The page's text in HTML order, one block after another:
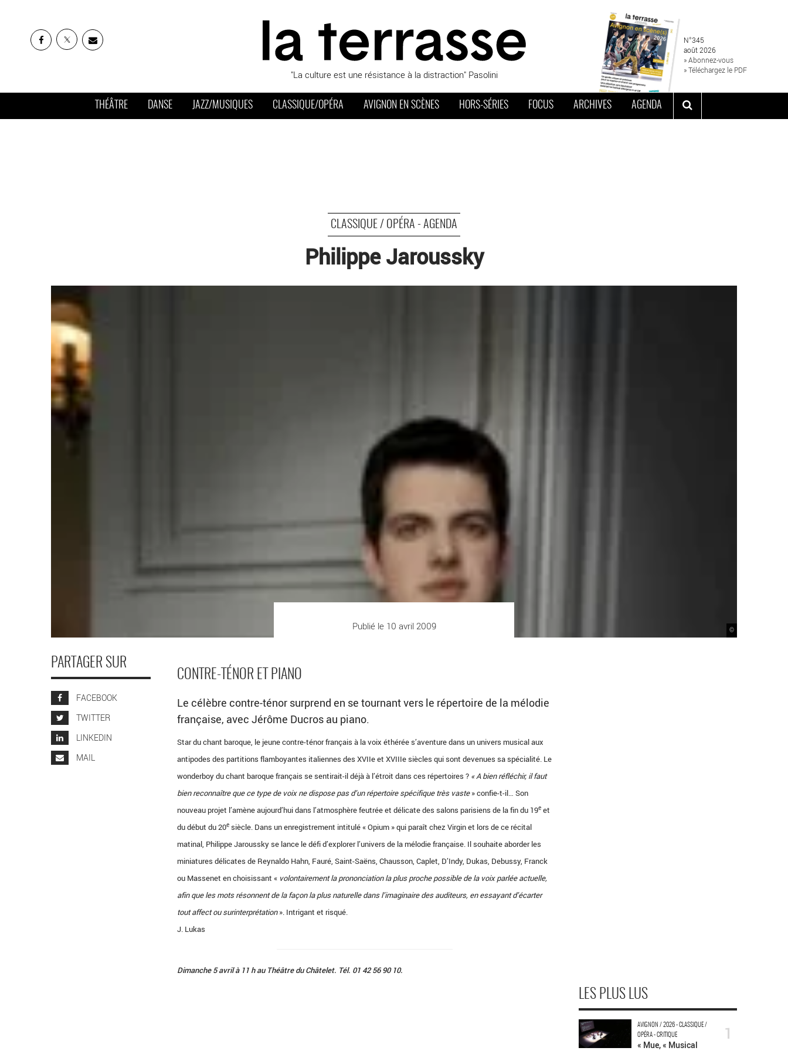
"La culture est une résistance à la distraction" Pasolini
N°345
août 2026
» Abonnez-vous
» Téléchargez le PDF
THÉÂTRE DANSE JAZZ/MUSIQUES CLASSIQUE/OPÉRA AVIGNON EN SCÈNES HORS-SÉRIES FOCUS ARCHIVES AGENDA
CLASSIQUE / OPÉRA - AGENDA
Philippe Jaroussky
©
Publié le 10 avril 2009
PARTAGER SUR
FACEBOOK
TWITTER
LINKEDIN
MAIL
CONTRE-TÉNOR ET PIANO
Le célèbre contre-ténor surprend en se tournant vers le répertoire de la mélodie
française, avec Jérôme Ducros au piano.
Star du chant baroque, le jeune contre-ténor français à la voix éthérée s’aventure dans un univers musical aux
antipodes des partitions flamboyantes italiennes des XVIIe et XVIIIe siècles qui sont devenues sa spécialité. Le
wonderboy du chant baroque français se sentirait-il déjà à l’étroit dans ces répertoires ? « A bien réfléchir, il faut
bien reconnaître que ce type de voix ne dispose pas d’un répertoire spécifique très vaste» confie-t-il… Son
nouveau projet l’amène aujourd’hui dans l’atmosphère feutrée et délicate des salons parisiens de la fin du 19e et
du début du 20e siècle. Dans un enregistrement intitulé « Opium » qui paraît chez Virgin et lors de ce récital
matinal, Philippe Jaroussky se lance le défi d’explorer l’univers de la mélodie française. Il souhaite aborder les
miniatures délicates de Reynaldo Hahn, Fauré, Saint-Saëns, Chausson, Caplet, D’Indy, Dukas, Debussy, Franck
ou Massenet en choisissant « volontairement la prononciation la plus proche possible de la voix parlée actuelle,
afin que les mots résonnent de la façon la plus naturelle dans l’imaginaire des auditeurs, en essayant d’écarter
tout affect ou surinterprétation». Intrigant et risqué.
J. Lukas
Dimanche 5 avril à 11 h au Théâtre du Châtelet. Tél. 01 42 56 90 10.
LES PLUS LUS
AVIGNON / 2026 - CLASSIQUE /
OPÉRA - CRITIQUE
« Mue, « Musical
1